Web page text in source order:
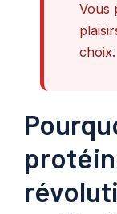
Vous
choix.